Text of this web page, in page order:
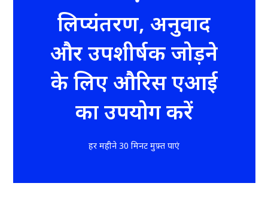
लिप्यंतरण, अनुवाद
और उपशीर्षक जोड़ने
के लिए औरिस एआई
का उपयोग करें
हर महीने 30 मिनट मुफ़्त पाएं